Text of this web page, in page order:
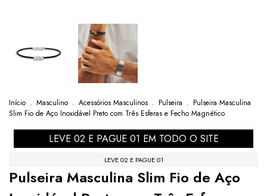
Início . Masculino . Acessórios Masculinos . Pulseira . Pulseira Masculina
Slim Fio de Aço Inoxidável Preto com Três Esferas e Fecho Magnético
LEVE 02 E PAGUE 01 EM TODO O SITE
LEVE 02 E PAGUE 01
Pulseira Masculina Slim Fio de Aço